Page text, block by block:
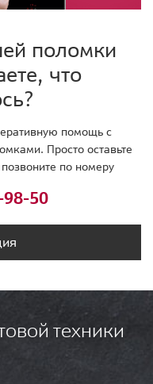
поломки
что
помощь с
Просто оставьте
по номеру
50
техники